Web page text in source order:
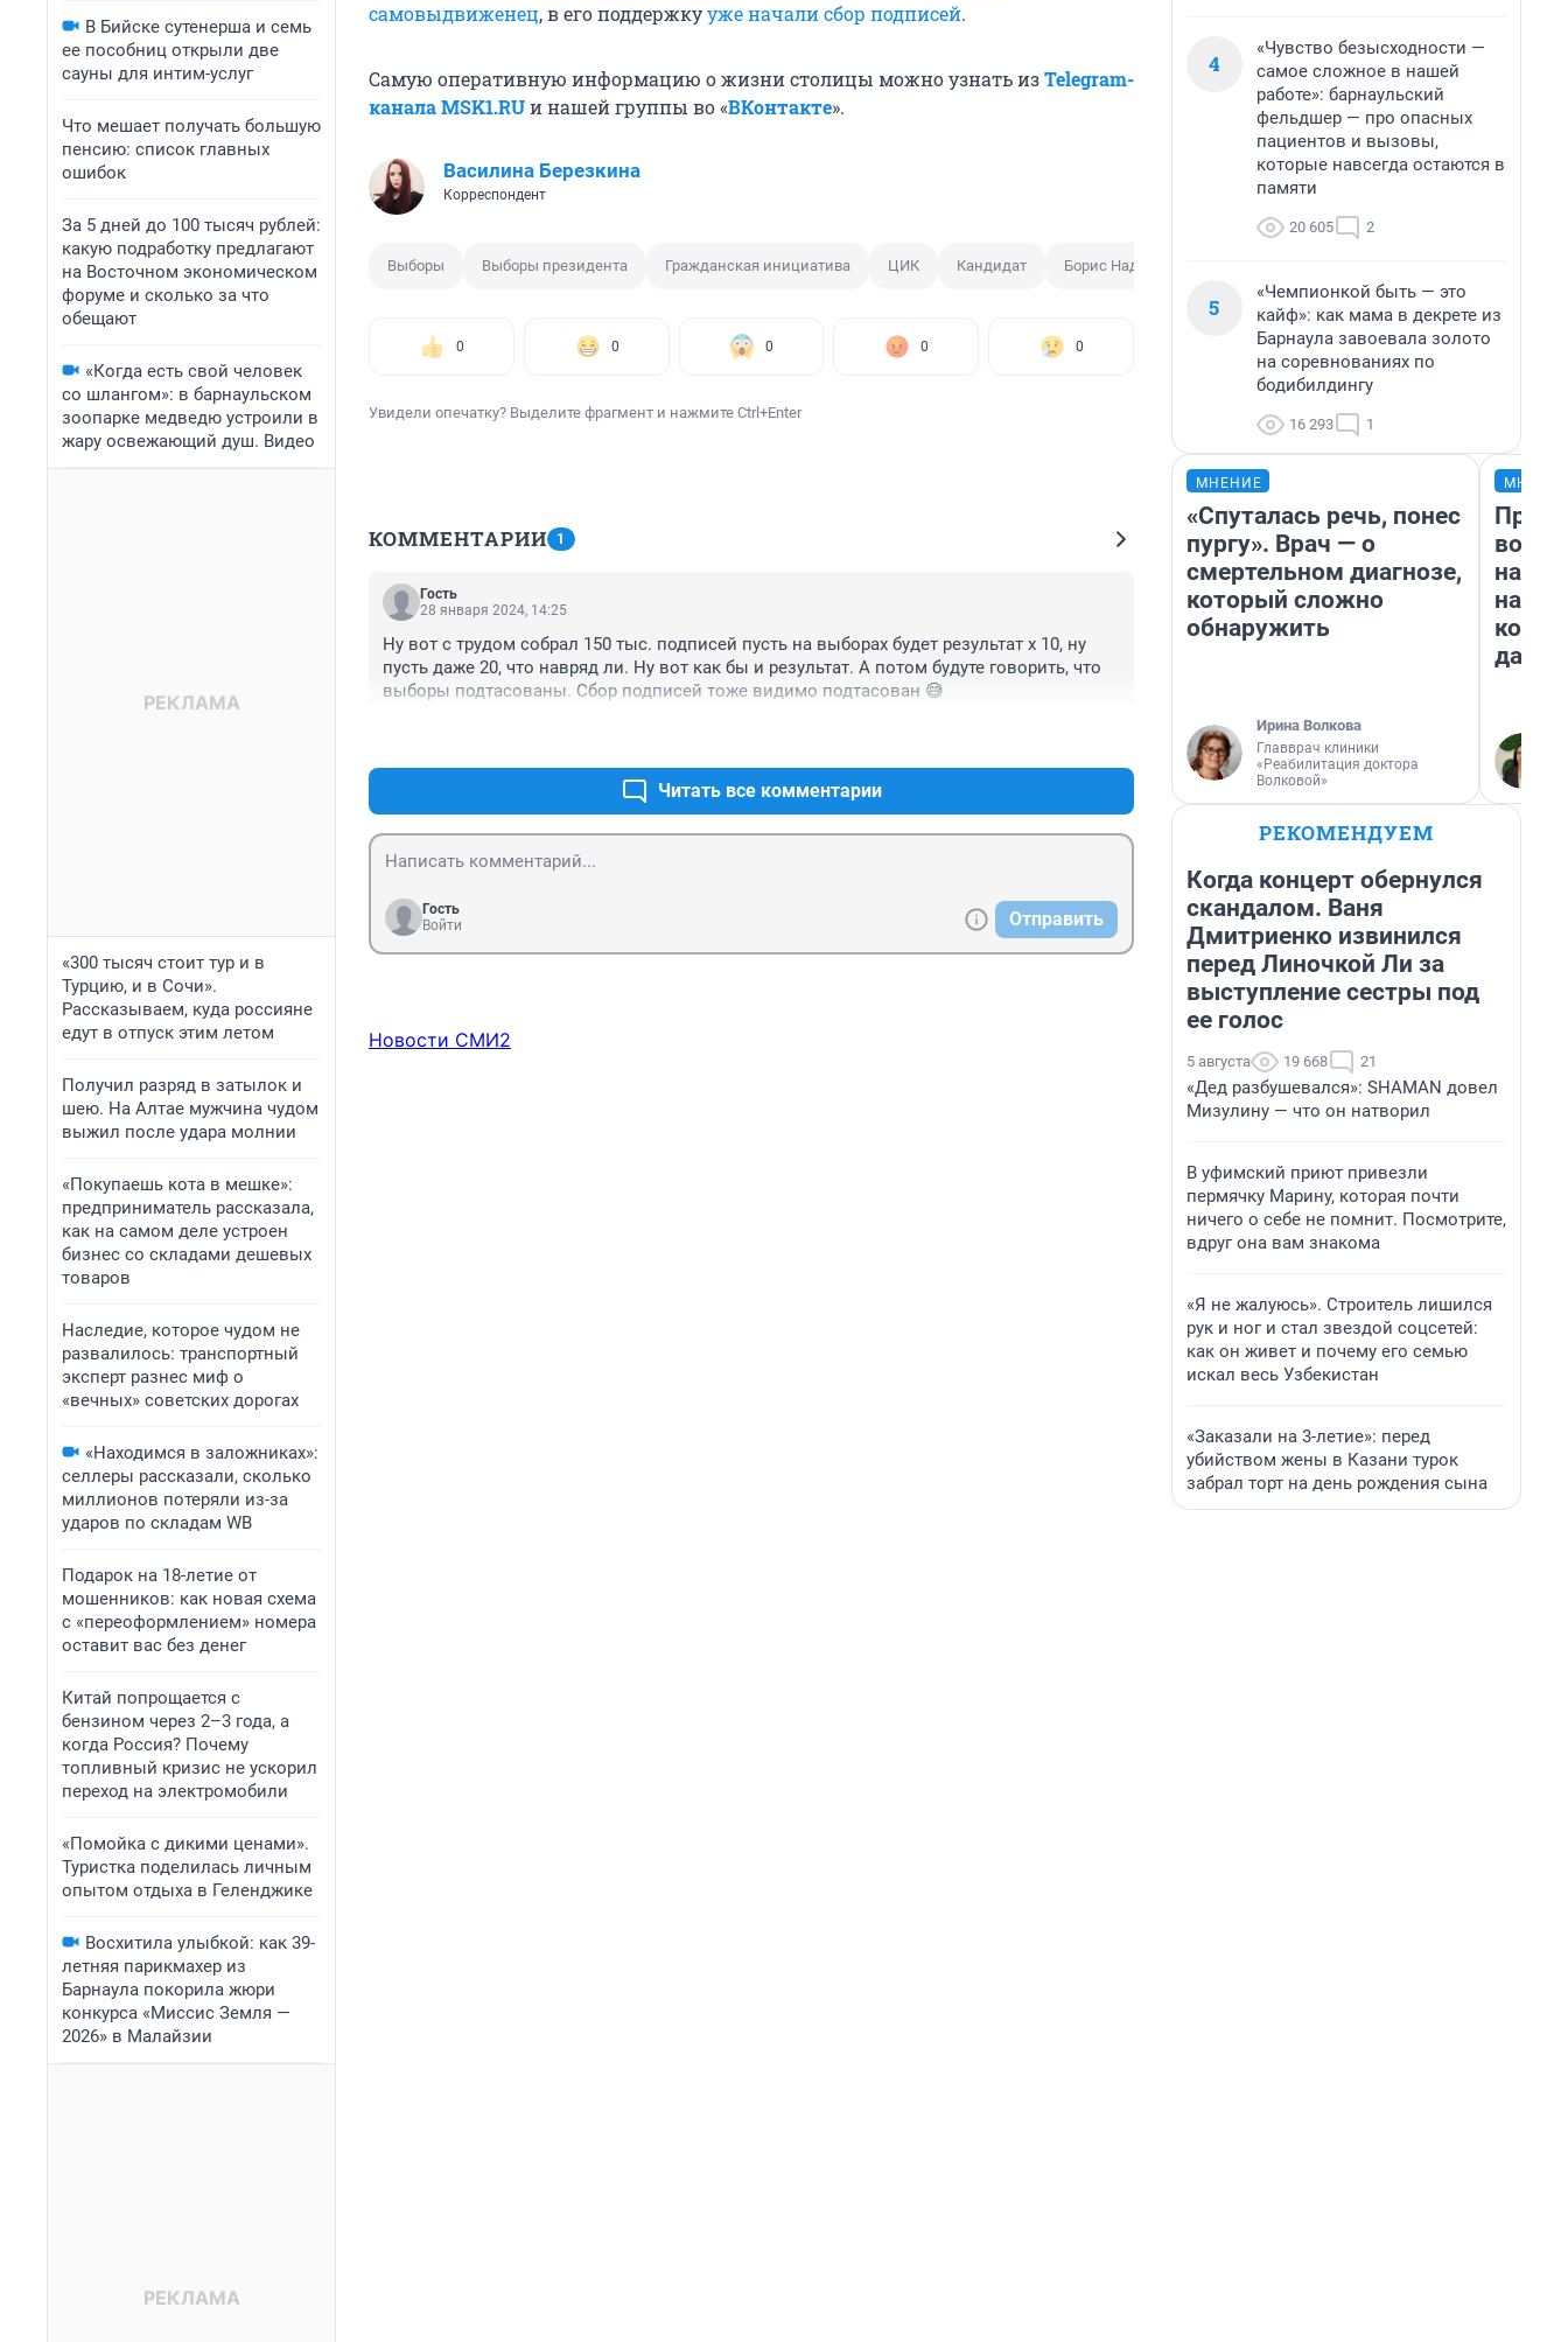
В Бийске сутенерша и семь
ее пособниц открыли две
сауны для интим-услуг
Что мешает получать большую
пенсию: список главных
ошибок
За 5 дней до 100 тысяч рублей:
какую подработку предлагают
на Восточном экономическом
форуме и сколько за что
обещают
«Когда есть свой человек
со шлангом»: в барнаульском
зоопарке медведю устроили в
жару освежающий душ. Видео
«300 тысяч стоит тур и в
Турцию, и в Сочи».
Рассказываем, куда россияне
едут в отпуск этим летом
Получил разряд в затылок и
шею. На Алтае мужчина чудом
выжил после удара молнии
«Покупаешь кота в мешке»:
предприниматель рассказала,
как на самом деле устроен
бизнес со складами дешевых
товаров
Наследие, которое чудом не
развалилось: транспортный
эксперт разнес миф о
«вечных» советских дорогах
«Находимся в заложниках»:
селлеры рассказали, сколько
миллионов потеряли из-за
ударов по складам WB
Подарок на 18-летие от
мошенников: как новая схема
с «переоформлением» номера
оставит вас без денег
Китай попрощается с
бензином через 2–3 года, а
когда Россия? Почему
топливный кризис не ускорил
переход на электромобили
«Помойка с дикими ценами».
Туристка поделилась личным
опытом отдыха в Геленджике
Восхитила улыбкой: как 39-
летняя парикмахер из
Барнаула покорила жюри
конкурса «Миссис Земля —
2026» в Малайзии
самовыдвиженец, в его поддержкууже начали сбор подписей.
Самую оперативную информацию о жизни столицы можно узнать изTelegram-
канала MSK1.RUи нашей группы во «ВКонтакте».
Василина Березкина
Корреспондент
Выборы Выборы президента Гражданская инициатива ЦИК Кандидат Борис Надеждин
0 0 0 0 0
Увидели опечатку? Выделите фрагмент и нажмите Ctrl+Enter
КОММЕНТАРИИ 1
Гость
28 января 2024, 14:25
Ну вот с трудом собрал 150 тыс. подписей пусть на выборах будет результат х 10, ну
пусть даже 20, что навряд ли. Ну вот как бы и результат. А потом будуте говорить, что
выборы подтасованы. Сбор подписей тоже видимо подтасован 😅
Читать все комментарии
Гость
Войти
Отправить
Новости СМИ2
4
«Чувство безысходности —
самое сложное в нашей
работе»: барнаульский
фельдшер — про опасных
пациентов и вызовы,
которые навсегда остаются в
памяти
20 605 2
5
«Чемпионкой быть — это
кайф»: как мама в декрете из
Барнаула завоевала золото
на соревнованиях по
бодибилдингу
16 293 1
МНЕНИЕ
«Спуталась речь, понес
пургу». Врач — о
смертельном диагнозе,
который сложно
обнаружить
Ирина Волкова
Главврач клиники
«Реабилитация доктора
Волковой»
нам
даже
РЕКОМЕНДУЕМ
Когда концерт обернулся
скандалом. Ваня
Дмитриенко извинился
перед Линочкой Ли за
выступление сестры под
ее голос
5 августа 19 668 21
«Дед разбушевался»: SHAMAN довел
Мизулину — что он натворил
В уфимский приют привезли
пермячку Марину, которая почти
ничего о себе не помнит. Посмотрите,
вдруг она вам знакома
«Я не жалуюсь». Строитель лишился
рук и ног и стал звездой соцсетей:
как он живет и почему его семью
искал весь Узбекистан
«Заказали на 3-летие»: перед
убийством жены в Казани турок
забрал торт на день рождения сына